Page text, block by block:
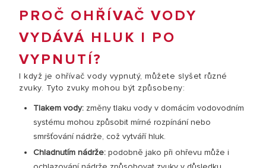
PROČ OHŘÍVAČ VODY
VYDÁVÁ HLUK I PO
VYPNUTÍ?
I když je ohřívač vody vypnutý, můžete slyšet různé
zvuky. Tyto zvuky mohou být způsobeny:
Tlakem vody: změny tlaku vody v domácím vodovodním
systému mohou způsobit mírné rozpínání nebo
smršťování nádrže, což vytváří hluk.
Chladnutím nádrže: podobně jako při ohřevu může i